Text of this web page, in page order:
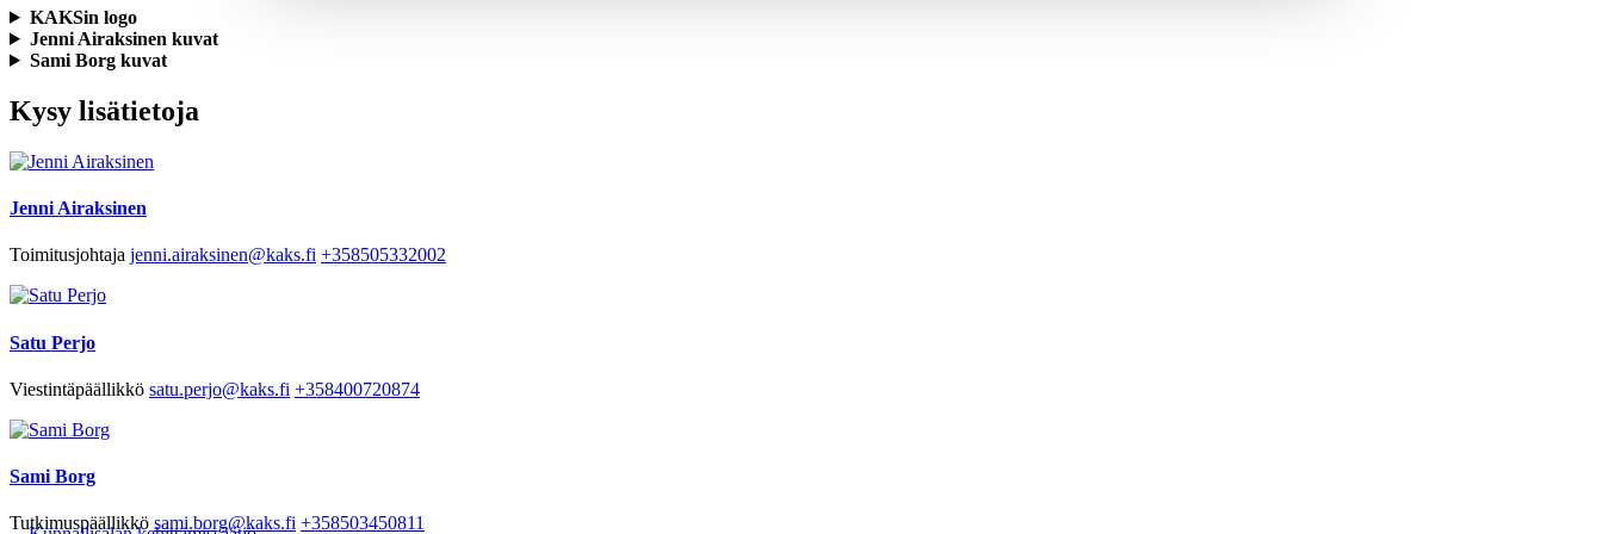
KAKSin logo
Jenni Airaksinen kuvat
Sami Borg kuvat
Kysy lisätietoja
Jenni Airaksinen
Toimitusjohtaja jenni.airaksinen@kaks.fi +358505332002
Satu Perjo
Viestintäpäällikkö satu.perjo@kaks.fi +358400720874
Sami Borg
Tutkimuspäällikkö sami.borg@kaks.fi +358503450811